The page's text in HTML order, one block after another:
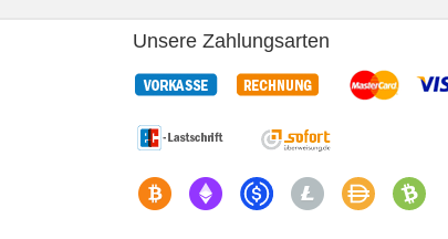
Unsere Zahlungsarten